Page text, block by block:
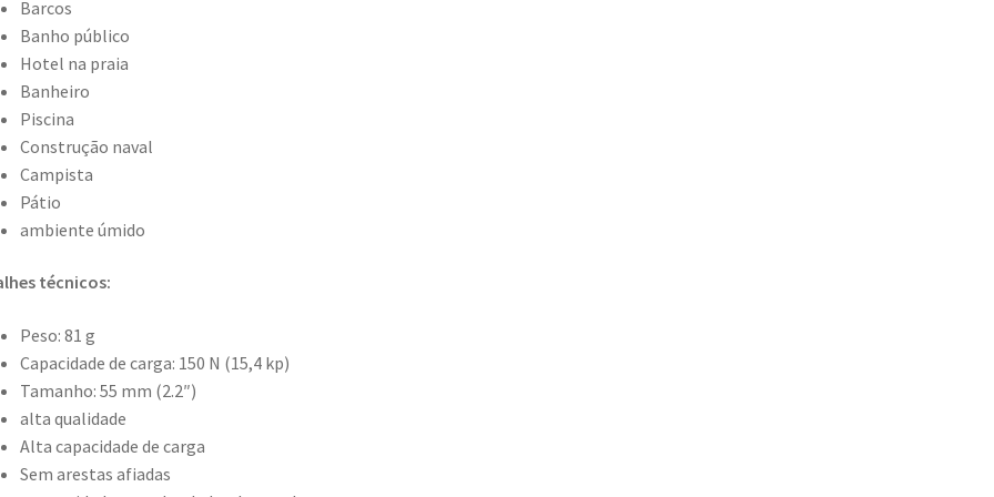
Barcos
Banho público
Hotel na praia
Banheiro
Piscina
Construção naval
Campista
Pátio
ambiente úmido
técnicos:
Peso: 81 g
Capacidade de carga: 150 N (15,4 kp)
Tamanho: 55 mm (2.2″)
alta qualidade
Alta capacidade de carga
Sem arestas afiadas